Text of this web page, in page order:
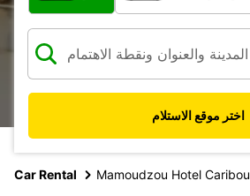
اختر موقع الاستلام
Car Rental Mamoudzou Hotel Caribou